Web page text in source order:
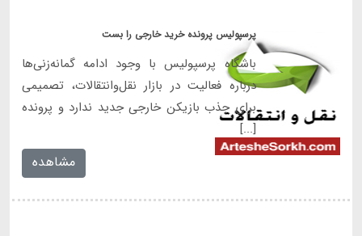
پرسپولیس پرونده خرید خارجی را بست
باشگاه پرسپولیس با وجود ادامه گمانه‌زنی‌ها
درباره فعالیت در بازار نقل‌وانتقالات، تصمیمی
برای جذب بازیکن خارجی جدید ندارد و پرونده
[...]
مشاهده